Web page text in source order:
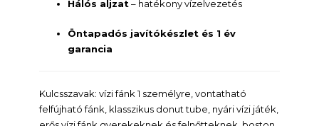
Hálós aljzat– hatékony vízelvezetés
Öntapadós javítókészlet és 1 év
garancia
Kulcsszavak: vízi fánk 1 személyre, vontatható
felfújható fánk, klasszikus donut tube, nyári vízi játék,